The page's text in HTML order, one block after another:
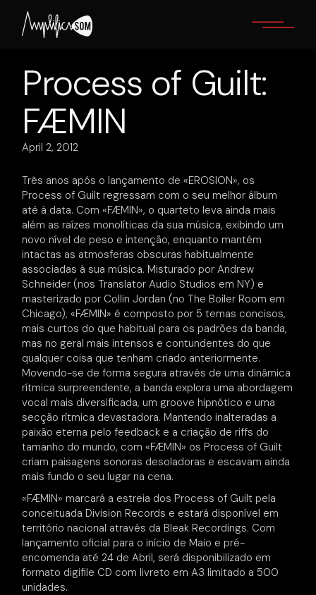
content
Process of Guilt:
FÆMIN
April 2, 2012
Três anos após o lançamento de «EROSION», os
Process of Guilt regressam com o seu melhor álbum
até à data. Com «FÆMIN», o quarteto leva ainda mais
além as raízes monolíticas da sua música, exibindo um
novo nível de peso e intenção, enquanto mantém
intactas as atmosferas obscuras habitualmente
associadas à sua música. Misturado por Andrew
Schneider (nos Translator Audio Studios em NY) e
masterizado por Collin Jordan (no The Boiler Room em
Chicago), «FÆMIN» é composto por 5 temas concisos,
mais curtos do que habitual para os padrões da banda,
mas no geral mais intensos e contundentes do que
qualquer coisa que tenham criado anteriormente.
Movendo-se de forma segura através de uma dinâmica
rítmica surpreendente, a banda explora uma abordagem
vocal mais diversificada, um groove hipnótico e uma
secção rítmica devastadora. Mantendo inalteradas a
paixão eterna pelo feedback e a criação de riffs do
tamanho do mundo, com «FÆMIN» os Process of Guilt
criam paisagens sonoras desoladoras e escavam ainda
mais fundo o seu lugar na cena.
«FÆMIN» marcará a estreia dos Process of Guilt pela
conceituada Division Records e estará disponível em
território nacional através da Bleak Recordings. Com
lançamento oficial para o início de Maio e pré-
encomenda até 24 de Abril, será disponibilizado em
formato digifile CD com livreto em A3 limitado a 500
unidades.